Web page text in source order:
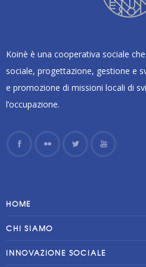
Koinè è una cooperativa sociale
sociale, progettazione, gestione e
e promozione di missioni locali di
l’occupazione.
HOME
CHI SIAMO
INNOVAZIONE SOCIALE